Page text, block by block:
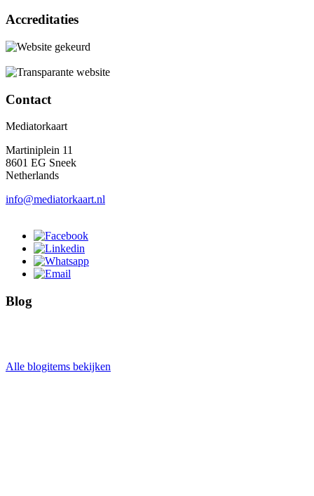
Accreditaties
Contact
Mediatorkaart
Martiniplein 11
8601 EG Sneek
Netherlands
info@mediatorkaart.nl
Blog
Alle blogitems bekijken